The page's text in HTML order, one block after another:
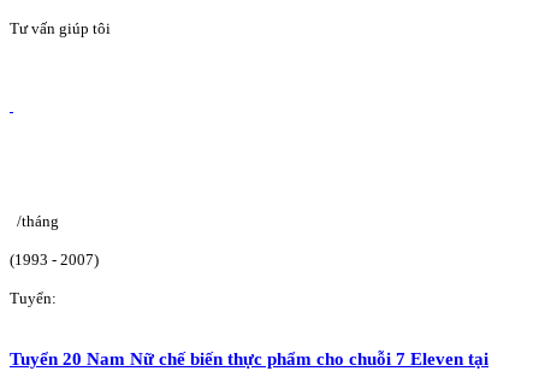
Tư vấn giúp tôi
/tháng
(1993 - 2007)
Tuyển:
Tuyển 20 Nam Nữ chế biến thực phẩm cho chuỗi 7 Eleven tại